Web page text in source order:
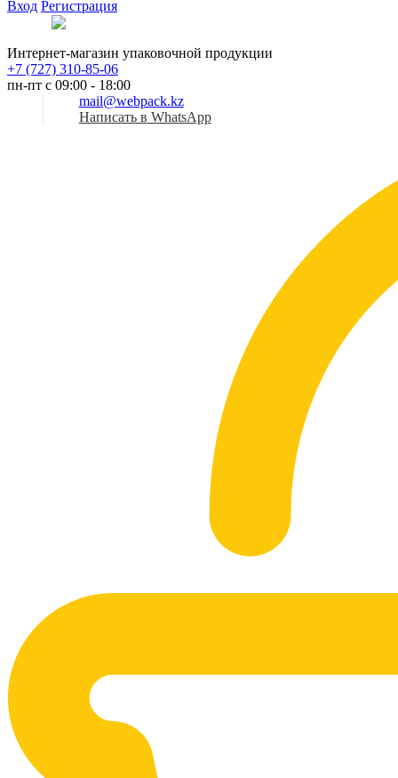
Вход Регистрация
Интернет-магазин упаковочной продукции
+7 (727) 310-85-06
пн-пт с 09:00 - 18:00
mail@webpack.kz
Написать в WhatsApp